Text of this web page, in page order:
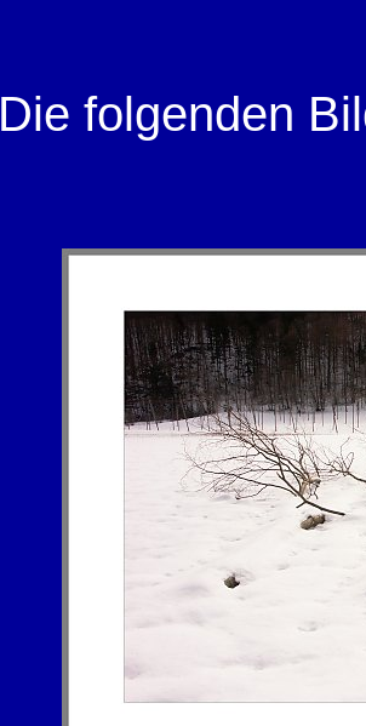
Die folgenden